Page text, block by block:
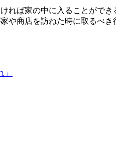
ば家の中に入ることがで
や商店を訪ねた時に取るべき